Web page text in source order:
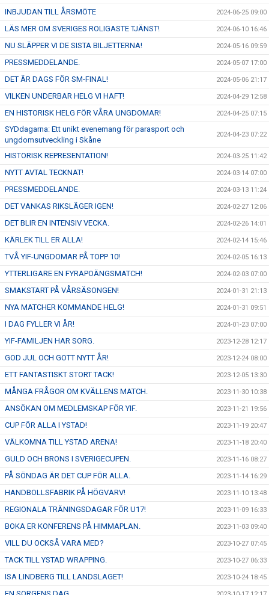
INBJUDAN TILL ÅRSMÖTE 2024-06-25 09:00
LÄS MER OM SVERIGES ROLIGASTE TJÄNST! 2024-06-10 16:46
NU SLÄPPER VI DE SISTA BILJETTERNA! 2024-05-16 09:59
PRESSMEDDELANDE. 2024-05-07 17:00
DET ÄR DAGS FÖR SM-FINAL! 2024-05-06 21:17
VILKEN UNDERBAR HELG VI HAFT! 2024-04-29 12:58
EN HISTORISK HELG FÖR VÅRA UNGDOMAR! 2024-04-25 07:15
SYDdagarna: Ett unikt evenemang för parasport och
ungdomsutveckling i Skåne
2024-04-23 07:22
HISTORISK REPRESENTATION! 2024-03-25 11:42
NYTT AVTAL TECKNAT! 2024-03-14 07:00
PRESSMEDDELANDE. 2024-03-13 11:24
DET VANKAS RIKSLÄGER IGEN! 2024-02-27 12:06
DET BLIR EN INTENSIV VECKA. 2024-02-26 14:01
KÄRLEK TILL ER ALLA! 2024-02-14 15:46
TVÅ YIF-UNGDOMAR PÅ TOPP 10! 2024-02-05 16:13
YTTERLIGARE EN FYRAPOÄNGSMATCH! 2024-02-03 07:00
SMAKSTART PÅ VÅRSÄSONGEN! 2024-01-31 21:13
NYA MATCHER KOMMANDE HELG! 2024-01-31 09:51
I DAG FYLLER VI ÅR! 2024-01-23 07:00
YIF-FAMILJEN HAR SORG. 2023-12-28 12:17
GOD JUL OCH GOTT NYTT ÅR! 2023-12-24 08:00
ETT FANTASTISKT STORT TACK! 2023-12-05 13:30
MÅNGA FRÅGOR OM KVÄLLENS MATCH. 2023-11-30 10:38
ANSÖKAN OM MEDLEMSKAP FÖR YIF. 2023-11-21 19:56
CUP FÖR ALLA I YSTAD! 2023-11-19 20:47
VÄLKOMNA TILL YSTAD ARENA! 2023-11-18 20:40
GULD OCH BRONS I SVERIGECUPEN. 2023-11-16 08:27
PÅ SÖNDAG ÄR DET CUP FÖR ALLA. 2023-11-14 16:29
HANDBOLLSFABRIK PÅ HÖGVARV! 2023-11-10 13:48
REGIONALA TRÄNINGSDAGAR FÖR U17! 2023-11-09 16:33
BOKA ER KONFERENS PÅ HIMMAPLAN. 2023-11-03 09:40
VILL DU OCKSÅ VARA MED? 2023-10-27 07:45
TACK TILL YSTAD WRAPPING. 2023-10-27 06:33
ISA LINDBERG TILL LANDSLAGET! 2023-10-24 18:45